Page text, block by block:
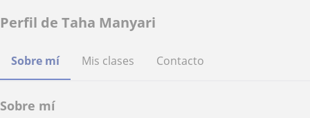
Perfil de Taha Manyari
Sobre mí Mis clases Contacto
Sobre mí